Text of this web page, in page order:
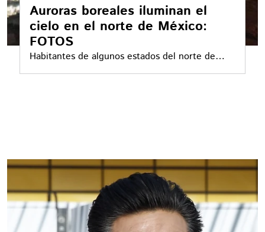
Auroras boreales iluminan el
cielo en el norte de México:
FOTOS
Habitantes de algunos estados del norte de
México fueron afortunados al poder disfrutar